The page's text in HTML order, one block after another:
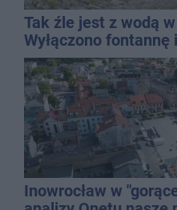
Tak źle jest z wodą
Wyłączono
dolewkę
Inowrocław w